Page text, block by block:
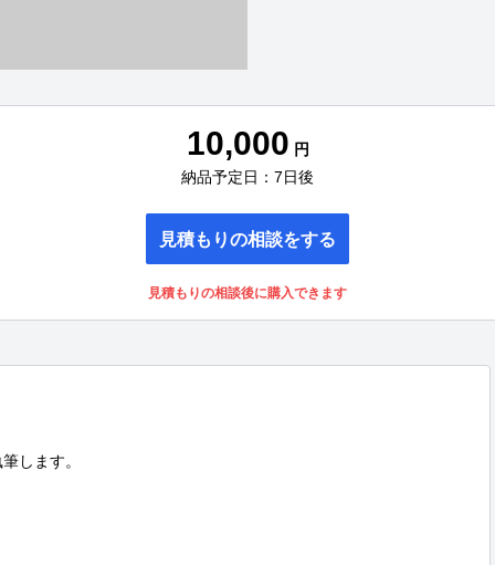
10,000 円
納品予定日：7日後
見積もりの相談をする
見積もりの相談後に購入できます
します。